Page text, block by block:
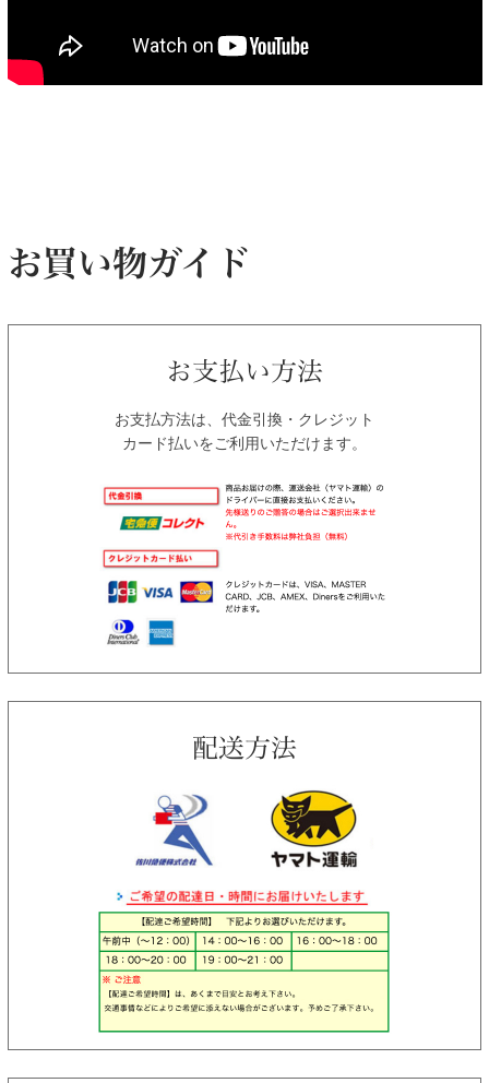
お支払方法は、代金引換・クレジット
カード払いをご利用いただけます。